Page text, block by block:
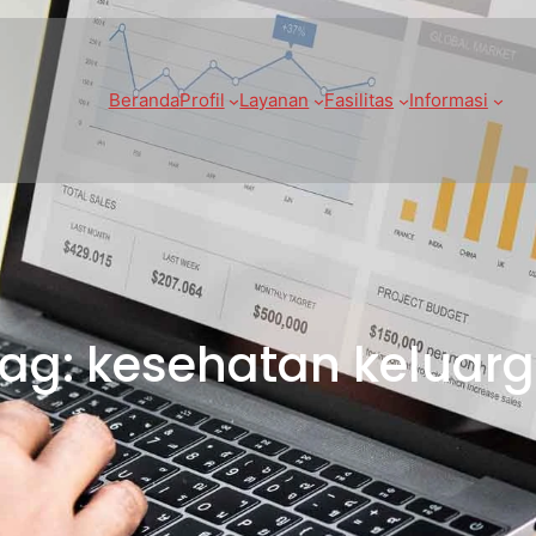
BerandaProfil Layanan Fasilitas Informasi
kesehatan